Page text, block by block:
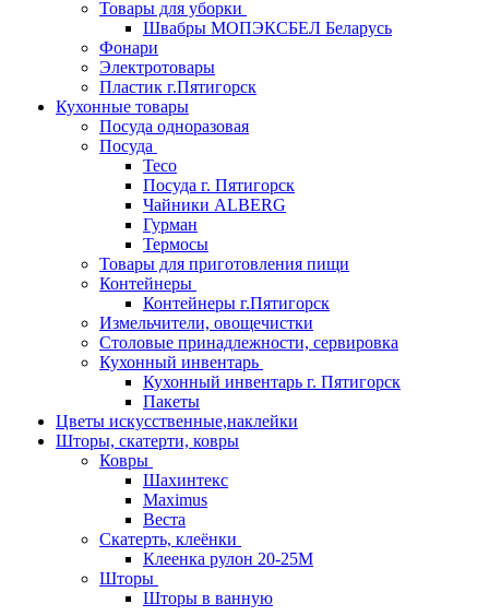
Товары для уборки
Швабры МОПЭКСБЕЛ Беларусь
Фонари
Электротовары
Пластик г.Пятигорск
Кухонные товары
Посуда одноразовая
Посуда
Teco
Посуда г. Пятигорск
Чайники ALBERG
Гурман
Термосы
Товары для приготовления пищи
Контейнеры
Контейнеры г.Пятигорск
Измельчители, овощечистки
Столовые принадлежности, сервировка
Кухонный инвентарь
Кухонный инвентарь г. Пятигорск
Пакеты
Цветы искусственные,наклейки
Шторы, скатерти, ковры
Ковры
Шахинтекс
Maximus
Веста
Скатерть, клеёнки
Клеенка рулон 20-25М
Шторы
Шторы в ванную